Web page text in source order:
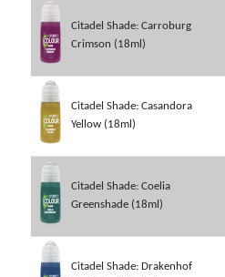
Citadel Shade: Carroburg
Crimson (18ml)
Citadel Shade: Casandora
Yellow (18ml)
Citadel Shade: Coelia
Greenshade (18ml)
Citadel Shade: Drakenhof